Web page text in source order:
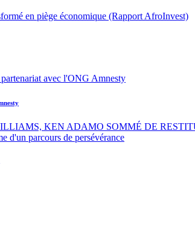
en piège économique (Rapport AfroInvest)
KEN ADAMO SOMMÉ DE
d'un parcours de persévérance